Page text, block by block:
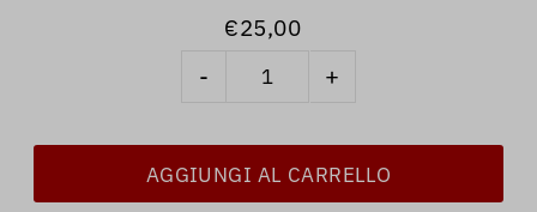
€25,00
- +